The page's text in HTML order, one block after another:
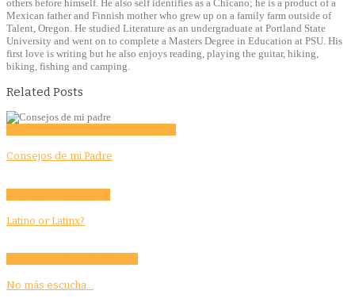
others before himself. He also self identifies as a Chicano; he is a product of a
Mexican father and Finnish mother who grew up on a family farm outside of
Talent, Oregon. He studied Literature as an undergraduate at Portland State
University and went on to complete a Masters Degree in Education at PSU. His
first love is writing but he also enjoys reading, playing the guitar, hiking,
biking, fishing and camping.
Related Posts
Consejos de mi Padre
Latino or Latinx?
No más escucha…